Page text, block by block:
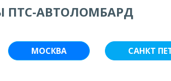
ПТС-АВТОЛОМБАРД
МОСКВА САНКТ